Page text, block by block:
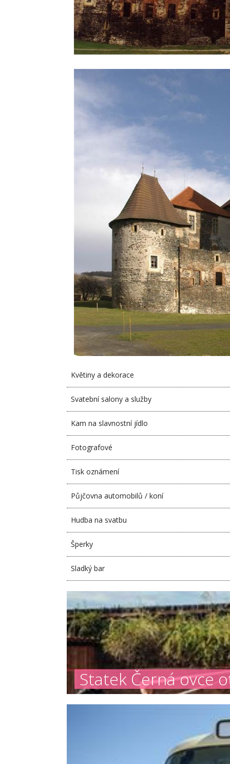
Květiny a dekorace
Svatební salony a služby
Kam na slavnostní jídlo
Fotografové
Tisk oznámení
Půjčovna automobilů / koní
Hudba na svatbu
Šperky
Sladký bar
Statek Černá ovce